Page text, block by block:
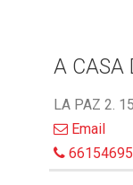
A CASA
LA PAZ 2.
Email